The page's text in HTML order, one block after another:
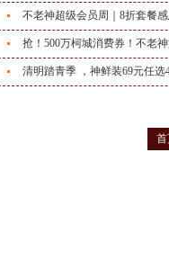
不老神超级会员周｜8折套餐
抢！500万柯城消费券！不老
清明踏青季 ，神鲜装69元任
首